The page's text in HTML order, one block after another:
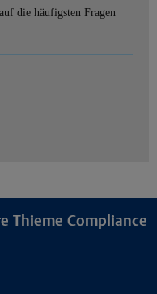
die häufigsten Fragen
Thieme Compliance